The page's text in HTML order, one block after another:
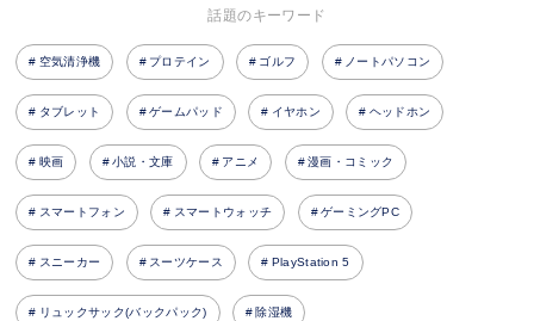
話題のキーワード
空気清浄機 プロテイン ゴルフ ノートパソコン
タブレット ゲームパッド イヤホン ヘッドホン
映画 小説・文庫 アニメ 漫画・コミック
スマートフォン スマートウォッチ ゲーミングPC
スニーカー スーツケース PlayStation 5
リュックサック(バックパック) 除湿機